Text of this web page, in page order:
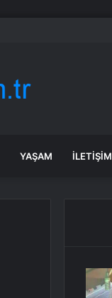
YAŞAM İLETIŞIM